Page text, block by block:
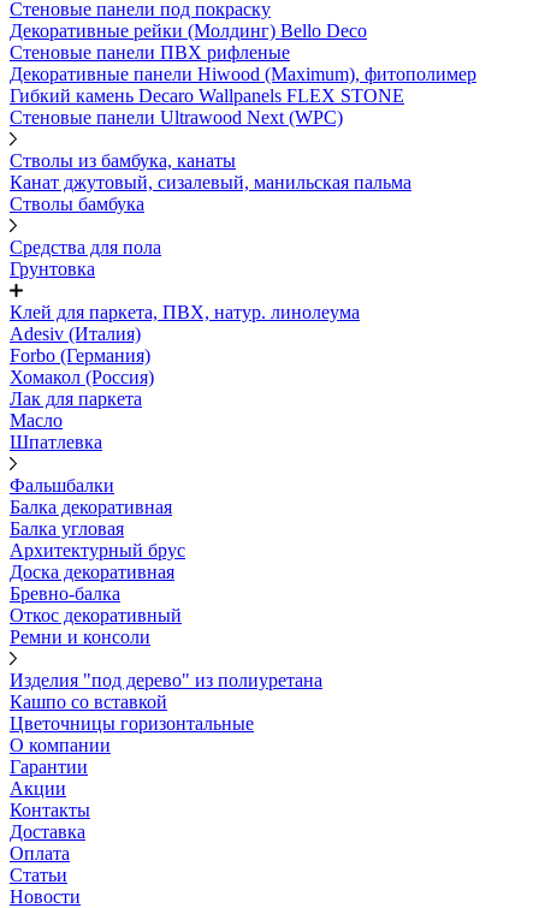
Стеновые панели под покраску
Декоративные рейки (Молдинг) Bello Deco
Стеновые панели ПВХ рифленыe
Декоративные панели Hiwood (Maximum), фитополимер
Гибкий камень Decaro Wallpanels FLEX STONE
Стеновые панели Ultrawood Next (WPC)
Стволы из бамбука, канаты
Канат джутовый, сизалевый, манильская пальма
Стволы бамбука
Средства для пола
Грунтовка
Клей для паркета, ПВХ, натур. линолеума
Adesiv (Италия)
Forbo (Германия)
Хомакол (Россия)
Лак для паркета
Масло
Шпатлевка
Фальшбалки
Балка декоративная
Балка угловая
Архитектурный брус
Доска декоративная
Бревно-балка
Откос декоративный
Ремни и консоли
Изделия "под дерево" из полиуретана
Кашпо со вставкой
Цветочницы горизонтальные
О компании
Гарантии
Акции
Контакты
Доставка
Оплата
Статьи
Новости